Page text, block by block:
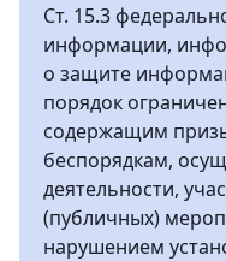
Ст. 15.3
информации,
о защите
порядок
содержащим
беспорядкам,
деятельности,
(публичных)
нарушением